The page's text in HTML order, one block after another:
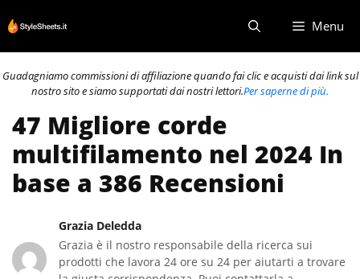
al
contenuto
Menu
Guadagniamo commissioni di affiliazione quando fai clic e acquisti dai link sul
nostro sito e siamo supportati dai nostri lettori.Per saperne di più.
47 Migliore corde
multifilamento nel 2024 In
base a 386 Recensioni
Grazia Deledda
Grazia è il nostro responsabile della ricerca sui
prodotti che lavora 24 ore su 24 per aiutarti a trovare